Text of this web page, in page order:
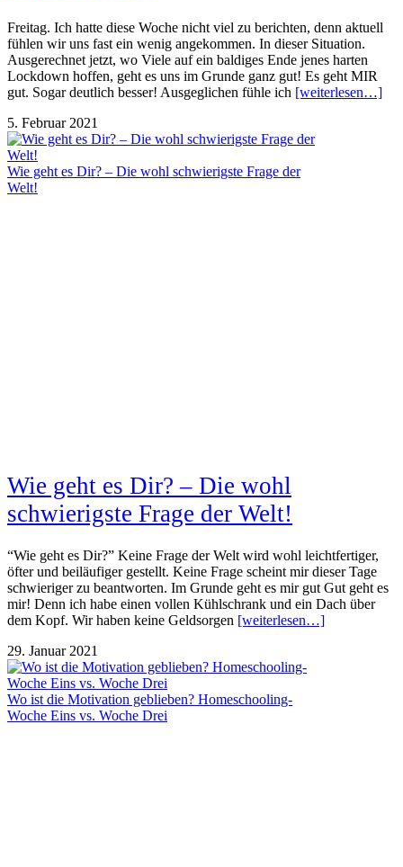
Freitag. Ich hatte diese Woche nicht viel zu berichten, denn aktuell
fühlen wir uns fast ein wenig angekommen. In dieser Situation.
Ausgerechnet jetzt, wo Viele auf ein baldiges Ende jenes harten
Lockdown hoffen, geht es uns im Grunde ganz gut! Es geht MIR
gut. Sogar deutlich besser! Ausgeglichen fühle ich [weiterlesen…]
5. Februar 2021
Wie geht es Dir? – Die wohl schwierigste Frage der
Welt!
Wie geht es Dir? – Die wohl
schwierigste Frage der Welt!
“Wie geht es Dir?” Keine Frage der Welt wird wohl leichtfertiger,
öfter und beiläufiger gestellt. Keine Frage scheint mir dieser Tage
schwieriger zu beantworten. Im Grunde geht es mir gut Gut geht es
mir! Denn ich habe einen vollen Kühlschrank und ein Dach über
dem Kopf. Wir haben keine Geldsorgen [weiterlesen…]
29. Januar 2021
Wo ist die Motivation geblieben? Homeschooling-
Woche Eins vs. Woche Drei